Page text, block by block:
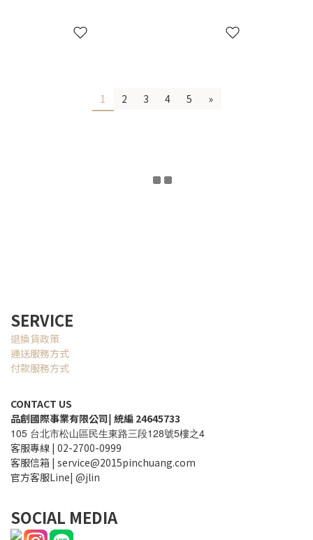
1 2 3 4 5 »
SERVICE
退換貨政策
運送服務方式
付款服務方式
CONTACT US
品創國際事業有限公司| 統編 24645733
105 台北市松山區民生東路三段128號5樓之4
客服專線 | 02-2700-0999
客服信箱 | service@2015pinchuang.com
官方客服Line| @jlin
SOCIAL MEDIA